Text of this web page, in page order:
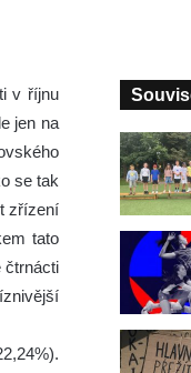
v říjnu
jen na
se tak
zřízení
tato
čtrnácti